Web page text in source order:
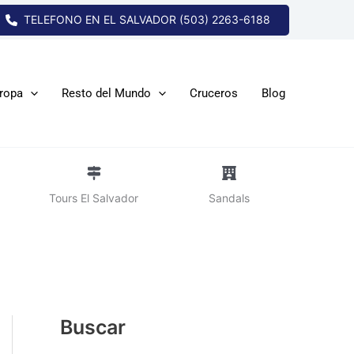
TELEFONO EN EL SALVADOR (503) 2263-6188
Resto del Mundo Cruceros Blog
Tours El Salvador Sandals
Buscar